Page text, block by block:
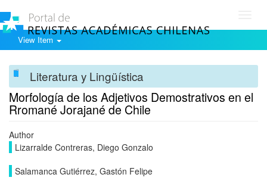
View Item
Literatura y Lingüística
Morfologí­a de los Adjetivos Demostrativos en el
Rromané Jorajané de Chile
Author
Lizarralde Contreras, Diego Gonzalo
Salamanca Gutiérrez, Gastón Felipe